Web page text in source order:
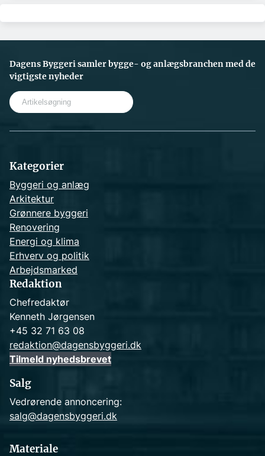
Dagens Byggeri samler bygge- og anlægsbranchen med de
vigtigste nyheder
Kategorier
Byggeri og anlæg
Arkitektur
Grønnere byggeri
Renovering
Energi og klima
Erhverv og politik
Arbejdsmarked
Redaktion
Chefredaktør
Kenneth Jørgensen
+45 32 71 63 08
redaktion@dagensbyggeri.dk
Tilmeld nyhedsbrevet
Salg
Vedrørende annoncering:
salg@dagensbyggeri.dk
Materiale